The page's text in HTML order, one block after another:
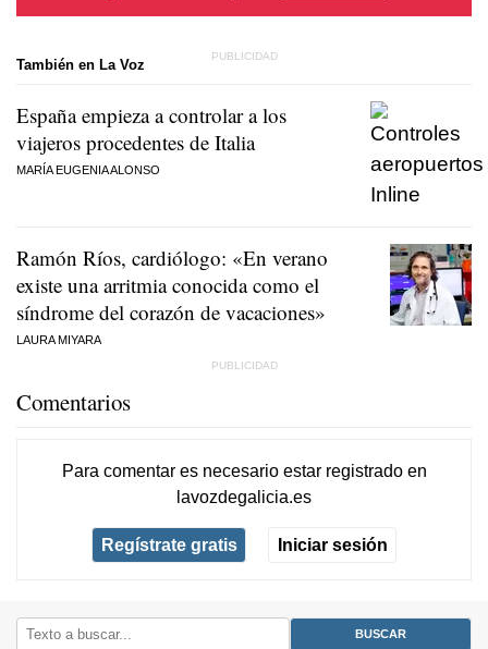
También en La Voz
España empieza a controlar a los
viajeros procedentes de Italia
MARÍA EUGENIA ALONSO
Ramón Ríos, cardiólogo: «En verano
existe una arritmia conocida como el
síndrome del corazón de vacaciones»
LAURA MIYARA
Comentarios
Para comentar es necesario estar registradoen
lavozdegalicia.es
Regístrate gratis Iniciar sesión